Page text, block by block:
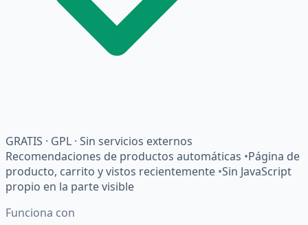
GRATIS · GPL · Sin servicios externos
Recomendaciones de productos automáticas •Página de
producto, carrito y vistos recientemente •Sin JavaScript
propio en la parte visible
Funciona con